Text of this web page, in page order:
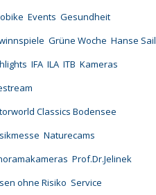
Events Gesundheit
Grüne Woche Hanse Sail
IFA ILA ITB Kameras
Classics Bodensee
Naturecams
Prof.Dr.Jelinek
ohne Risiko Service